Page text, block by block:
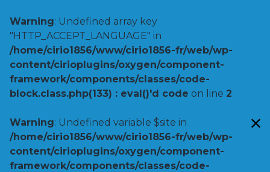
Warning: Undefined array key
"HTTP_ACCEPT_LANGUAGE" in
/home/cirio1856/www/cirio1856-fr/web/wp-
content/cirioplugins/oxygen/component-
framework/components/classes/code-
block.class.php(133) : eval()'d code on line 2
Warning: Undefined variable $site in
/home/cirio1856/www/cirio1856-fr/web/wp-
content/cirioplugins/oxygen/component-
framework/components/classes/code-